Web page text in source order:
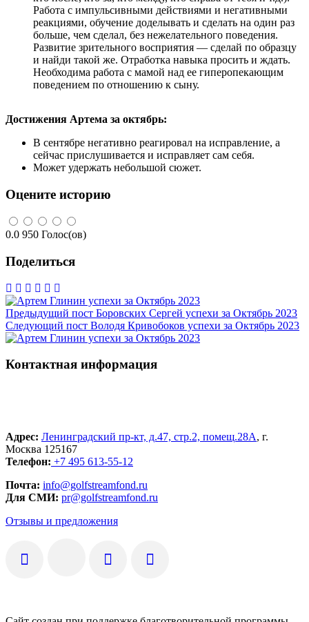
Работа с импульсивными действиями и негативными
реакциями, обучение доделывать и сделать на один раз
больше, чем сделал, без нежелательного поведения.
Развитие зрительного восприятия — сделай по образцу
и найди такой же. Отработка навыка просить и ждать.
Необходима работа с мамой над ее гиперопекающим
поведением по отношению к сыну.
Достижения Артема за октябрь:
В сентябре негативно реагировал на исправление, а
сейчас прислушивается и исправляет сам себя.
Может удержать небольшой сюжет.
Оцените историю
0.0 950 Голос(ов)
Поделиться
Предыдущий пост Боровских Сергей успехи за Октябрь 2023
Следующий пост Володя Кривобоков успехи за Октябрь 2023
Контактная информация
Адрес: Ленинградский пр-кт, д.47, стр.2, помещ.28А, г.
Москва 125167
Телефон: +7 495 613-55-12
Почта: info@golfstreamfond.ru
Для СМИ: pr@golfstreamfond.ru
Отзывы и предложения